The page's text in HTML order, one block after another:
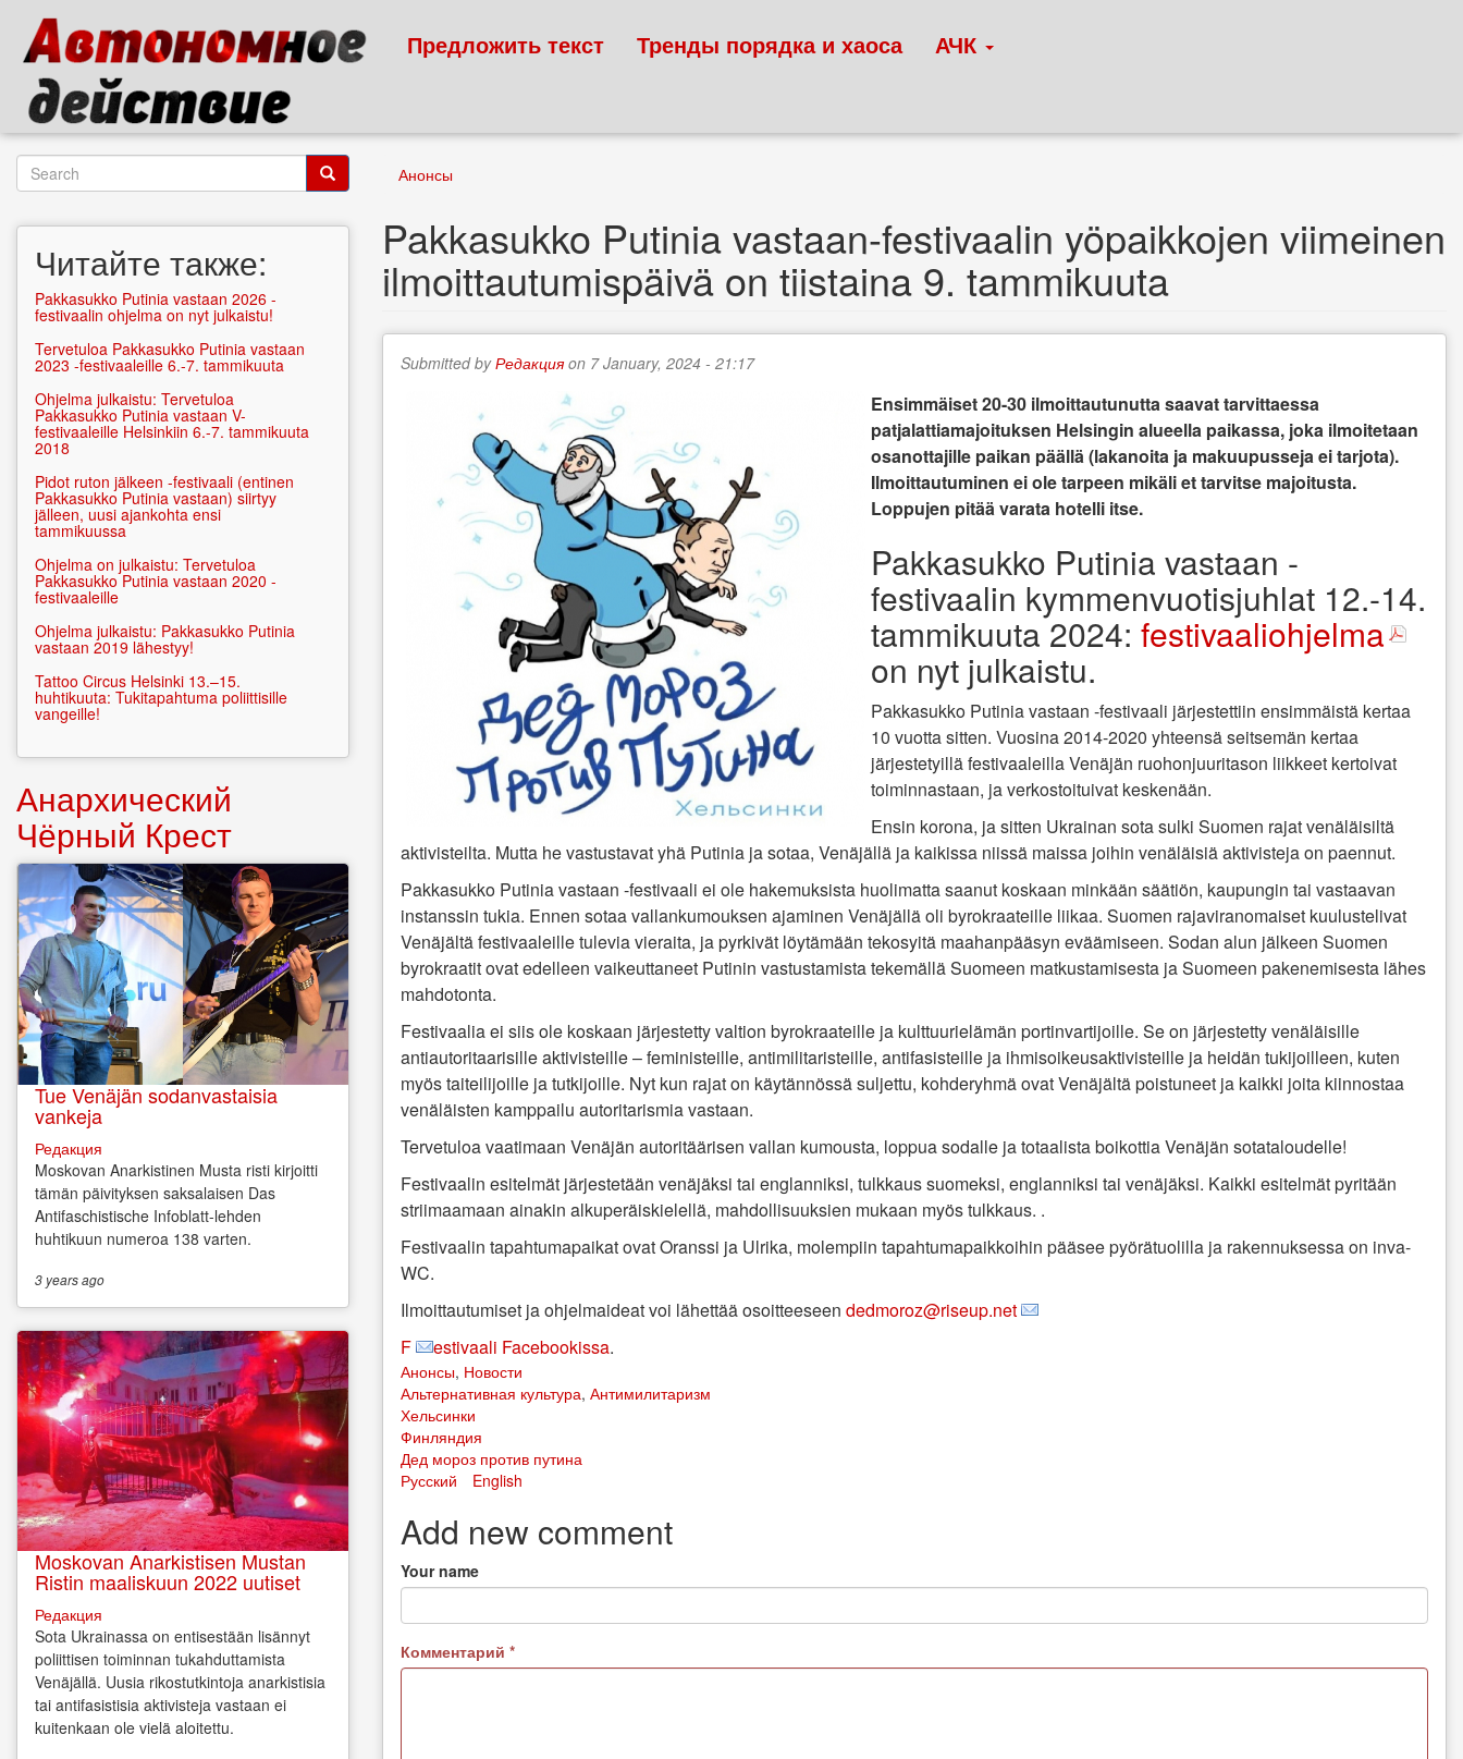
main
content
Предложить текст Тренды порядка и хаоса АЧК
Анонсы
Pakkasukko Putinia vastaan-festivaalin yöpaikkojen viimeinen
ilmoittautumispäivä on tiistaina 9. tammikuuta
Submitted byРедакцияon 7 January, 2024 - 21:17
Ensimmäiset 20-30 ilmoittautunutta saavat tarvittaessa
patjalattiamajoituksen Helsingin alueella paikassa, joka ilmoitetaan
osanottajille paikan päällä (lakanoita ja makuupusseja ei tarjota).
Ilmoittautuminen ei ole tarpeen mikäli et tarvitse majoitusta.
Loppujen pitää varata hotelli itse.
Pakkasukko Putinia vastaan -
festivaalin kymmenvuotisjuhlat 12.-14.
tammikuuta 2024: festivaaliohjelma
on nyt julkaistu.
Pakkasukko Putinia vastaan -festivaali järjestettiin ensimmäistä kertaa
10 vuotta sitten. Vuosina 2014-2020 yhteensä seitsemän kertaa
järjestetyillä festivaaleilla Venäjän ruohonjuuritason liikkeet kertoivat
toiminnastaan, ja verkostoituivat keskenään.
Ensin korona, ja sitten Ukrainan sota sulki Suomen rajat venäläisiltä
aktivisteilta. Mutta he vastustavat yhä Putinia ja sotaa, Venäjällä ja kaikissa niissä maissa joihin venäläisiä aktivisteja on paennut.
Pakkasukko Putinia vastaan -festivaali ei ole hakemuksista huolimatta saanut koskaan minkään säätiön, kaupungin tai vastaavan
instanssin tukia. Ennen sotaa vallankumouksen ajaminen Venäjällä oli byrokraateille liikaa. Suomen rajaviranomaiset kuulustelivat
Venäjältä festivaaleille tulevia vieraita, ja pyrkivät löytämään tekosyitä maahanpääsyn eväämiseen. Sodan alun jälkeen Suomen
byrokraatit ovat edelleen vaikeuttaneet Putinin vastustamista tekemällä Suomeen matkustamisesta ja Suomeen pakenemisesta lähes
mahdotonta.
Festivaalia ei siis ole koskaan järjestetty valtion byrokraateille ja kulttuurielämän portinvartijoille. Se on järjestetty venäläisille
antiautoritaarisille aktivisteille – feministeille, antimilitaristeille, antifasisteille ja ihmisoikeusaktivisteille ja heidän tukijoilleen, kuten
myös taiteilijoille ja tutkijoille. Nyt kun rajat on käytännössä suljettu, kohderyhmä ovat Venäjältä poistuneet ja kaikki joita kiinnostaa
venäläisten kamppailu autoritarismia vastaan.
Tervetuloa vaatimaan Venäjän autoritäärisen vallan kumousta, loppua sodalle ja totaalista boikottia Venäjän sotataloudelle!
Festivaalin esitelmät järjestetään venäjäksi tai englanniksi, tulkkaus suomeksi, englanniksi tai venäjäksi. Kaikki esitelmät pyritään
striimaamaan ainakin alkuperäiskielellä, mahdollisuuksien mukaan myös tulkkaus. .
Festivaalin tapahtumapaikat ovat Oranssi ja Ulrika, molempiin tapahtumapaikkoihin pääsee pyörätuolilla ja rakennuksessa on inva-
WC.
Ilmoittautumiset ja ohjelmaideat voi lähettää osoitteeseen dedmoroz@riseup.net
F
estivaali Facebookissa.
Анонсы, Новости
Альтернативная культура, Антимилитаризм
Хельсинки
Финляндия
Дед мороз против путина
Русский
English
Add new comment
Your name
Комментарий *
Search
Читайте также:
Pakkasukko Putinia vastaan 2026 -
festivaalin ohjelma on nyt julkaistu!
Tervetuloa Pakkasukko Putinia vastaan
2023 -festivaaleille 6.-7. tammikuuta
Ohjelma julkaistu: Tervetuloa
Pakkasukko Putinia vastaan V-
festivaaleille Helsinkiin 6.-7. tammikuuta
2018
Pidot ruton jälkeen -festivaali (entinen
Pakkasukko Putinia vastaan) siirtyy
jälleen, uusi ajankohta ensi
tammikuussa
Ohjelma on julkaistu: Tervetuloa
Pakkasukko Putinia vastaan 2020 -
festivaaleille
Ohjelma julkaistu: Pakkasukko Putinia
vastaan 2019 lähestyy!
Tattoo Circus Helsinki 13.–15.
huhtikuuta: Tukitapahtuma poliittisille
vangeille!
Анархический
Чёрный Крест
Tue Venäjän sodanvastaisia
vankeja
Редакция
Moskovan Anarkistinen Musta risti kirjoitti
tämän päivityksen saksalaisen Das
Antifaschistische Infoblatt-lehden
huhtikuun numeroa 138 varten.
3 yearsago
Moskovan Anarkistisen Mustan
Ristin maaliskuun 2022 uutiset
Редакция
Sota Ukrainassa on entisestään lisännyt
poliittisen toiminnan tukahduttamista
Venäjällä. Uusia rikostutkintoja anarkistisia
tai antifasistisia aktivisteja vastaan ei
kuitenkaan ole vielä aloitettu.